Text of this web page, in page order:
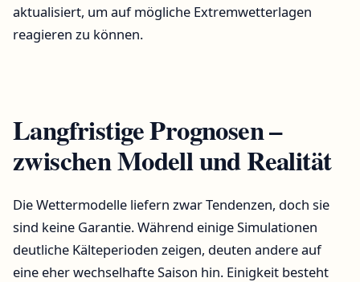
aktualisiert, um auf mögliche Extremwetterlagen
reagieren zu können.
Langfristige Prognosen –
zwischen Modell und Realität
Die Wettermodelle liefern zwar Tendenzen, doch sie
sind keine Garantie. Während einige Simulationen
deutliche Kälteperioden zeigen, deuten andere auf
eine eher wechselhafte Saison hin. Einigkeit besteht